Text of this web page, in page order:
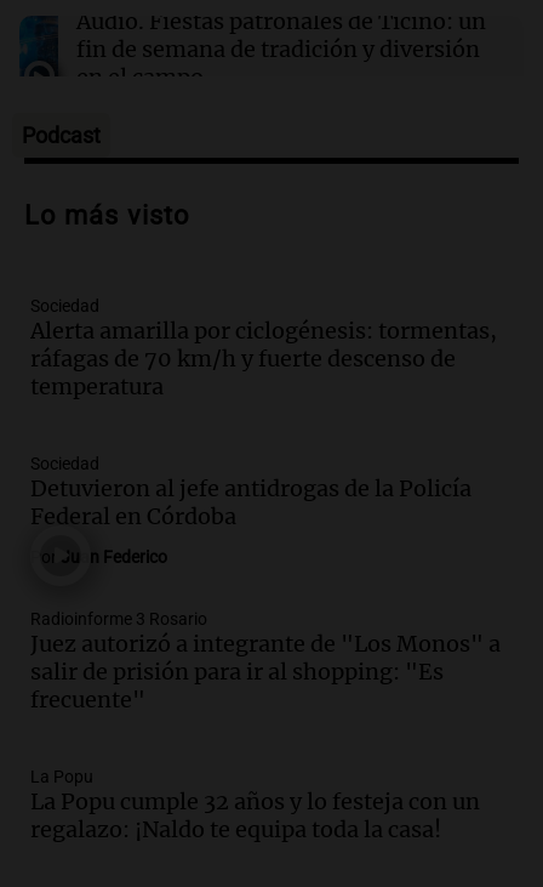
Audio. Fiestas patronales de Ticino: un
fin de semana de tradición y diversión
en el campo
Episodios
Audio.Preparativos para la feria en La
de apertura
Audio.
lluvias, senadores manifiestan
oposición a ley de tierras
Panorama Federal
Audio.
centro de esquí Penitentes Park tras
siete años de cierre por falta de nieve
Episodios
Audio.Madres en Rosario piden por la
ley Joaquín.
Viva la Radio Rosario
Episodios
de hacienda: “Las tecnologías no
reemplazan el contacto con la gente”
La Argentina, hoy
Podcast
Lo más visto
Sociedad
Alerta amarilla por ciclogénesis: tormentas,
ráfagas de 70 km/h y fuerte descenso de
temperatura
Sociedad
Detuvieron al jefe antidrogas de la Policía
Federal en Córdoba
Juan Federico
Radioinforme 3 Rosario
Juez autorizó a integrante de "Los Monos" a
salir de prisión para ir al shopping: "Es
frecuente"
La Popu
La Popu cumple 32 años y lo festeja con un
regalazo: ¡Naldo te equipa toda la casa!